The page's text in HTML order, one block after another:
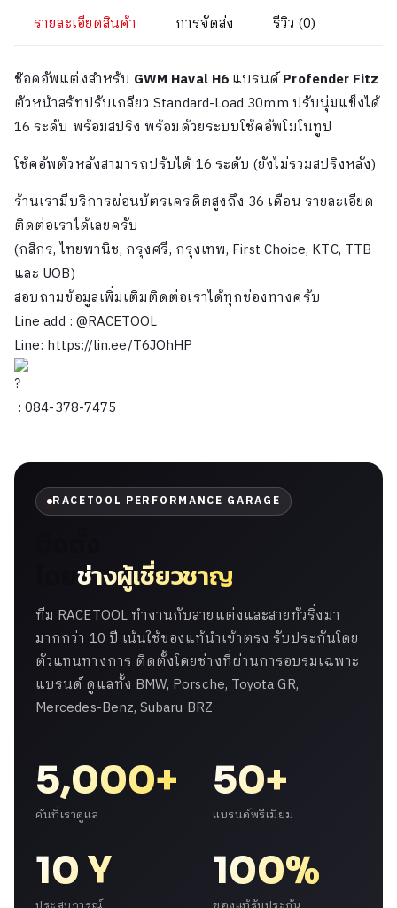
รายละเอียดสินค้า การจัดส่ง รีวิว (0)
ช๊อคอัพแต่งสำหรับ GWM Haval H6แบรนด์Profender Fitz
ตัวหน้าสรัทปรับเกลียว Standard-Load 30mm ปรับนุ่มแข็งได้
16 ระดับ พร้อมสปริง พร้อมด้วยระบบโช้คอัพโมโนทูป
โช้คอัพตัวหลังสามารถปรับได้ 16 ระดับ (ยังไม่รวมสปริงหลัง)
ร้านเรามีบริการผ่อนบัตรเครดิตสูงถึง 36 เดือน รายละเอียด
ติดต่อเราได้เลยครับ
(กสิกร, ไทยพานิช, กรุงศรี, กรุงเทพ, First Choice, KTC, TTB
และ UOB)
สอบถามข้อมูลเพิ่มเติมติดต่อเราได้ทุกช่องทางครับ
Line add : @RACETOOL
Line: https://lin.ee/T6JOhHP
: 084-378-7475
RACETOOL PERFORMANCE GARAGE
ช่างผู้เชี่ยวชาญ
ทีม RACETOOL ทำงานกับสายแต่งและสายทัวริ่งมา
มากกว่า 10 ปี เน้นใช้ของแท้นำเข้าตรง รับประกันโดย
ตัวแทนทางการ ติดตั้งโดยช่างที่ผ่านการอบรมเฉพาะ
แบรนด์ ดูแลทั้ง BMW, Porsche, Toyota GR,
Mercedes-Benz, Subaru BRZ
5,000+
คันที่เราดูแล
50+
แบรนด์พรีเมียม
10 Y 100%